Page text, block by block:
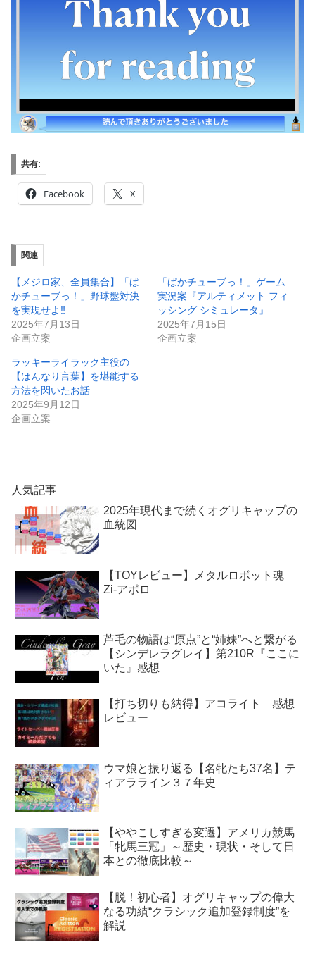
共有:
Facebook X
関連
【メジロ家、全員集合】「ぱ
かチューブっ！」野球盤対決
を実現せよ‼️
2025年7月13日
企画立案
「ぱかチューブっ！」ゲーム
実況案『アルティメット フィ
ッシング シミュレータ』
2025年7月15日
企画立案
ラッキーライラック主役の
【はんなり言葉】を堪能する
方法を閃いたお話
2025年9月12日
企画立案
人気記事
2025年現代まで続くオグリキャップの
血統図
【TOYレビュー】メタルロボット魂
Zi-アポロ
芦毛の物語は“原点”と“姉妹”へと繋がる
【シンデレラグレイ】第210R『ここに
いた』感想
【打ち切りも納得】アコライト 感想
レビュー
ウマ娘と振り返る【名牝たち37名】テ
ィアラライン３７年史
【ややこしすぎる変遷】アメリカ競馬
「牝馬三冠」～歴史・現状・そして日
本との徹底比較～
【脱！初心者】オグリキャップの偉大
なる功績“クラシック追加登録制度”を
解説